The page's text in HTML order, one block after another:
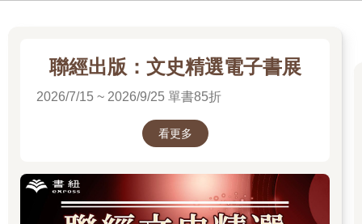
一位失去了船隻的船長，造就此書出版之必然
不過若非宋聖壽船長的託付，以及成大歷史系謝仕淵教授「誌村
在丁香漁業打拼的好友宋聖壽船長，在2024 年元月6 日清晨遭遇
漁船海上沉沒的巨變。平安歸來的宋船長，從此不再出海，轉型
卻讓宋船長興起想要好好保存赤崁丁香漁業文化的念頭，並尋求
筆者協助。在跟持續關心澎湖的好友成大謝仕淵教授商量後，決
聯經出版：文史精選電子書展
2026/7/15 ~ 2026/9/25 單書85折
看更多